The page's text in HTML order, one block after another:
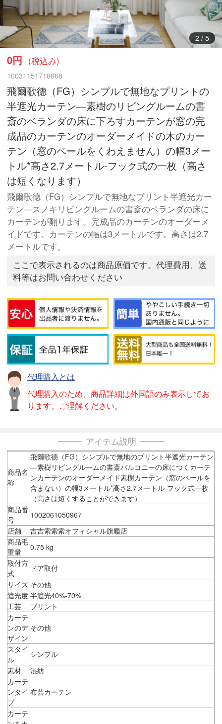
3/ 5
0円 (税込み)
16031151718668
飛爾歌德（FG）シンプルで無地なプリントの
半遮光カーテン―素樹のリビングルームの書
斎のベランダの床に下ろすカーテンが窓の完
成品のカーテンのオーダーメイドの木のカー
テン（窓のベールをくわえません）の幅3メー
トル*高さ2.7メートル-フック式の一枚（高さ
は短くなります）
飛爾歌德（FG）シンプルで無地なプリント半遮光カー
テン—スノキリビングルームの書斎のベランダの床に
カーテンが翻ります。完成品のカーテンのオーダーメ
イドです。カーテンの幅は3メートルです。高さは2.7
メートルです。
ここで表示されるのは商品原価です。代理費用、送
料等はお問い合わせください
代理購入とは
代理購入のため、商品詳細は外国語のみ表示してお
ります。ご理解ください。
アイテム説明
商品名
称
飛爾歌德（FG）シンプルで無地のプリント半遮光カーテン
―素樹リビングルームの書斎バルコニーの床につくカーテ
ンカーテンのオーダーメイド素樹カーテン（窓のベールを
含まない）の幅3メートル*高さ2.7メートル-フック式一枚
（高さは短くすることができます）
商品番
号
1002061050967
店舗
吉吉索索索オフィシャル旗艦店
商品毛
重量
0.75 kg
取付方
式
ドア取付
サイズ その他
遮光度 半遮光40%-70%
工芸
プリント
カーテ
ンのデ
ザイン
その他
スタイ
ル
シンプル
素材
混紡
カーテ
ンタイ
プ
布芸カーテン
カーテ